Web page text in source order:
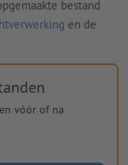
bestand
en de
vóór of na